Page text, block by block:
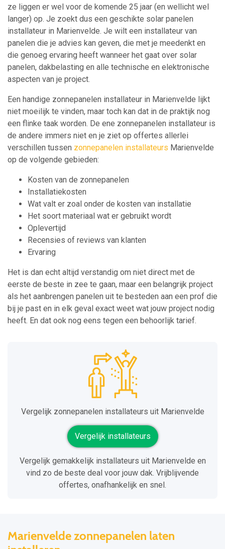
ze liggen er wel voor de komende 25 jaar (en wellicht wel
langer) op. Je zoekt dus een geschikte solar panelen
installateur in Marienvelde. Je wilt een installateur van
panelen die je advies kan geven, die met je meedenkt en
die genoeg ervaring heeft wanneer het gaat over solar
panelen, dakbelasting en alle technische en elektronische
aspecten van je project.
Een handige zonnepanelen installateur in Marienvelde lijkt
niet moeilijk te vinden, maar toch kan dat in de praktijk nog
een flinke taak worden. De ene zonnepanelen installateur is
de andere immers niet en je ziet op offertes allerlei
verschillen tussen zonnepanelen installateurs Marienvelde
op de volgende gebieden:
Kosten van de zonnepanelen
Installatiekosten
Wat valt er zoal onder de kosten van installatie
Het soort materiaal wat er gebruikt wordt
Oplevertijd
Recensies of reviews van klanten
Ervaring
Het is dan echt altijd verstandig om niet direct met de
eerste de beste in zee te gaan, maar een belangrijk project
als het aanbrengen panelen uit te besteden aan een prof die
bij je past en in elk geval exact weet wat jouw project nodig
heeft. En dat ook nog eens tegen een behoorlijk tarief.
Vergelijk zonnepanelen installateurs uit Marienvelde
Vergelijk installateurs
Vergelijk gemakkelijk installateurs uit Marienvelde en
vind zo de beste deal voor jouw dak. Vrijblijvende
offertes, onafhankelijk en snel.
Marienvelde zonnepanelen laten